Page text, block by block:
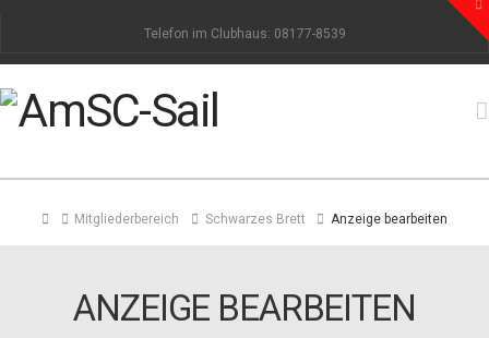
Telefon im Clubhaus: 08177-8539
HomeMitgliederbereich Schwarzes Brett Anzeige bearbeiten
ANZEIGE BEARBEITEN